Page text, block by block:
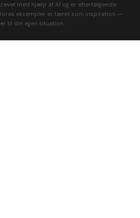
med hjælp af AI og er efterfølgende
eksempler er tænkt som inspiration —
til din egen situation.